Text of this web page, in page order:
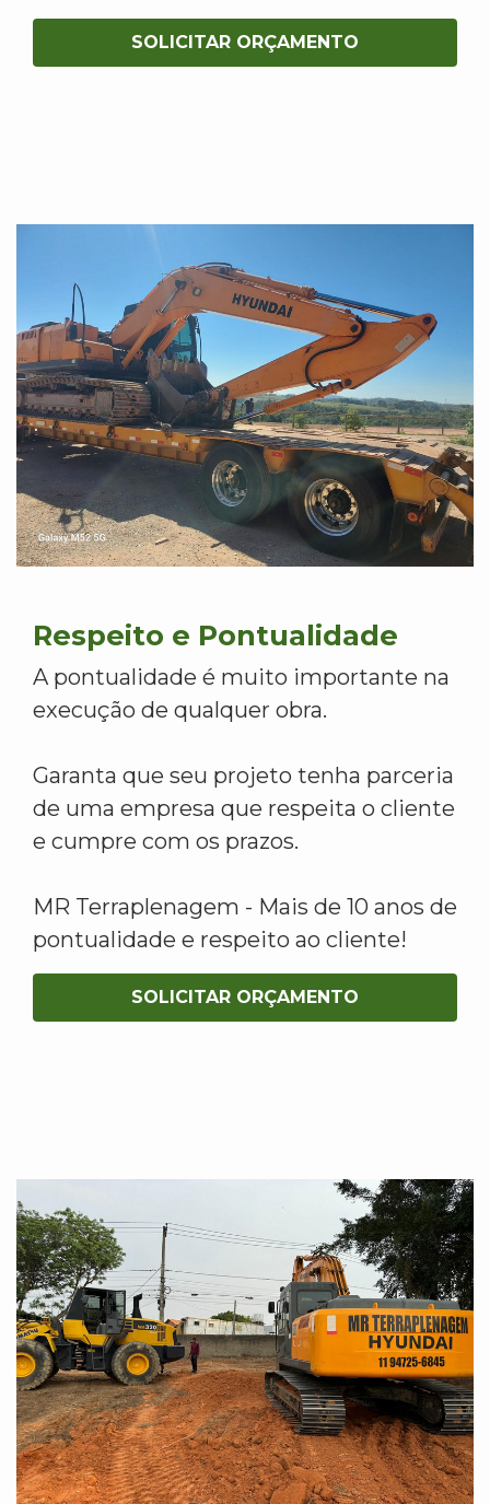
SOLICITAR ORÇAMENTO
Respeito e Pontualidade
A pontualidade é muito importante na
execução de qualquer obra.
Garanta que seu projeto tenha parceria
de uma empresa que respeita o cliente
e cumpre com os prazos.
MR Terraplenagem - Mais de 10 anos de
pontualidade e respeito ao cliente!
SOLICITAR ORÇAMENTO